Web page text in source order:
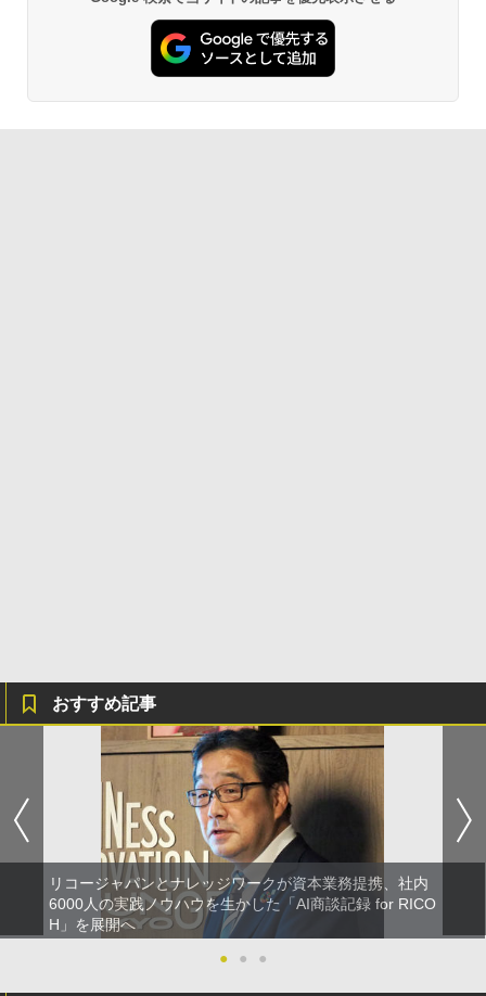
おすすめ記事
リコージャパンとナレッジワークが資本業務提携、社内
6000人の実践ノウハウを生かした「AI商談記録 for RICO
H」を展開へ
●
● ●